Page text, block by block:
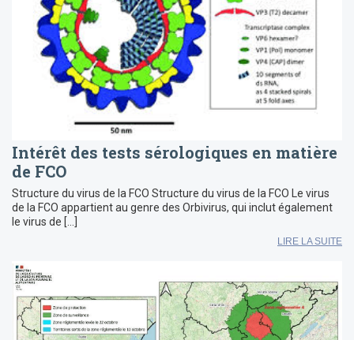
Intérêt des tests sérologiques en matière
de FCO
Structure du virus de la FCO Structure du virus de la FCO Le virus
de la FCO appartient au genre des Orbivirus, qui inclut également
le virus de […]
LIRE LA SUITE